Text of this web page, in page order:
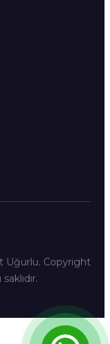
Uğurlu. Copyright